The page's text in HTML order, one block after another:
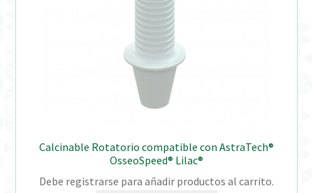
Calcinable Rotatorio compatible con AstraTech®
OsseoSpeed® Lilac®
Debe registrarse para añadir productos al carrito.